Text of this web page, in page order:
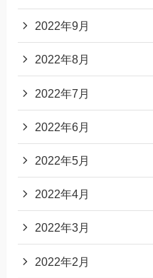
2022年9月
2022年8月
2022年7月
2022年6月
2022年5月
2022年4月
2022年3月
2022年2月